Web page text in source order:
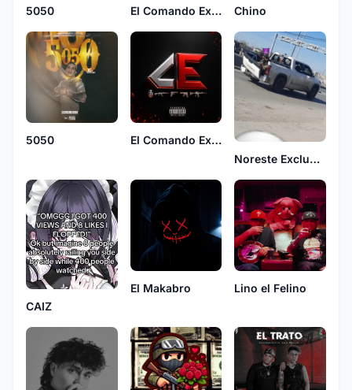
5050 El Comando Exclusivo Chino
5050
El Comando Exclusivo
Noreste Exclusivo
CAIZ
El Makabro Lino el Felino